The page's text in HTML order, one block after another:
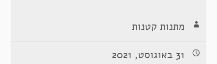
מתנות קטנות
31 באוגוסט, 2021